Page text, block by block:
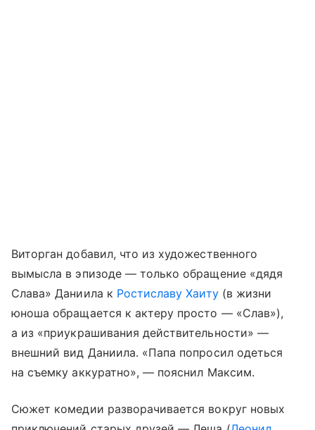
Виторган добавил, что из художественного
вымысла в эпизоде — только обращение «дядя
Слава» Даниила к Ростиславу Хаиту(в жизни
юноша обращается к актеру просто — «Слав»),
а из «приукрашивания действительности» —
внешний вид Даниила. «Папа попросил одеться
на съемку аккуратно», — пояснил Максим.
Сюжет комедии разворачивается вокруг новых